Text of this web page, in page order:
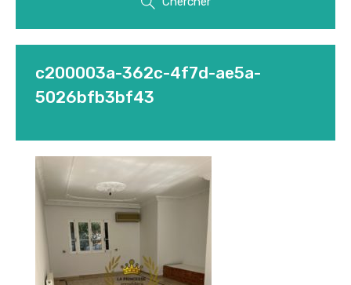
c200003a-362c-4f7d-ae5a-
5026bfb3bf43